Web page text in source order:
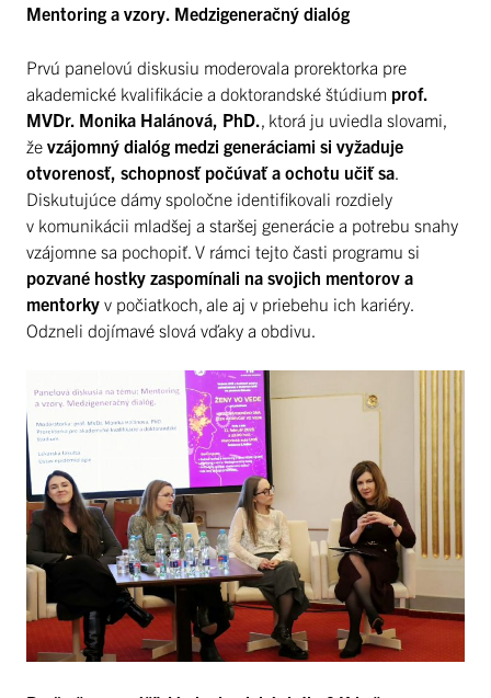
Mentoring a vzory. Medzigeneračný dialóg
Prvú panelovú diskusiu moderovala prorektorka pre
akademické kvalifikácie a doktorandské štúdium prof.
MVDr. Monika Halánová, PhD. , ktorá ju uviedla slovami,
že vzájomný dialóg medzi generáciami si vyžaduje
otvorenosť, schopnosť počúvať a ochotu učiť sa
Diskutujúce dámy spoločne identifikovali rozdiely
v komunikácii mladšej a staršej generácie a potrebu snahy
vzájomne sa pochopiť. V rámci tejto časti programu si
pozvané hostky zaspomínali na svojich mentorov a
mentorky v počiatkoch, ale aj v priebehu ich kariéry.
Odzneli dojímavé slová vďaky a obdivu.